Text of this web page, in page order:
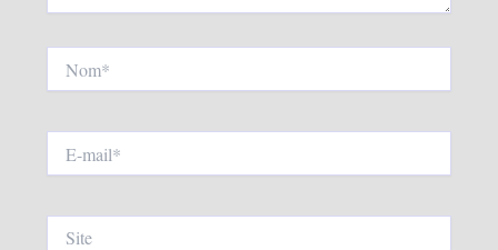
mail*